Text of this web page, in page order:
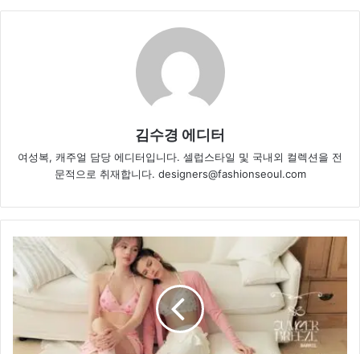
김수경 에디터
여성복, 캐주얼 담당 에디터입니다. 셀럽스타일 및 국내외 컬렉션을 전
문적으로 취재합니다. designers@fashionseoul.com
배
럴,
코
티
어